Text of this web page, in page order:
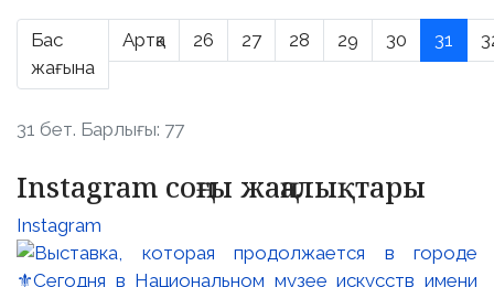
Бас
жағына
Артқа 26 27 28 29 30 31
31 бет. Барлығы: 77
Instagram соңғы жаңалықтары
Instagram